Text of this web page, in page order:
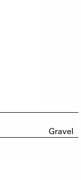
Gravel